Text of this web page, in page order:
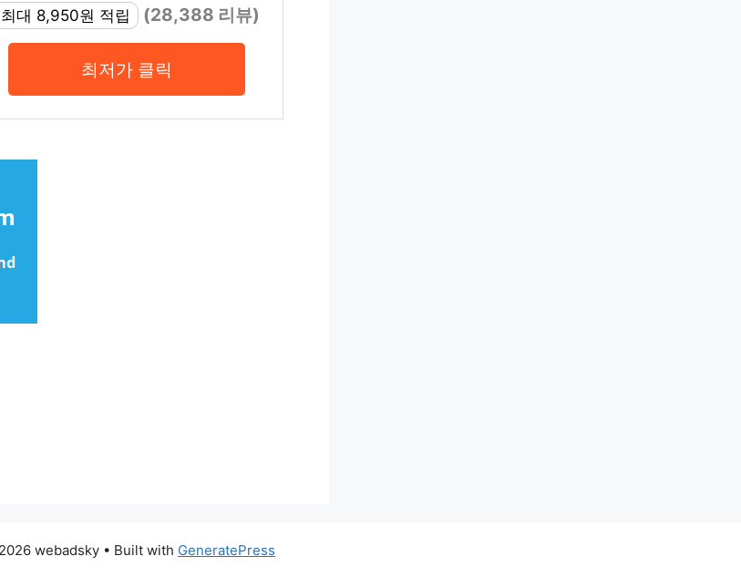
최대 8,950원 적립
(28,388 리뷰)
최저가 클릭
webadsky • Built with GeneratePress